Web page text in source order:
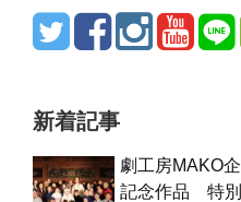
新着記事
劇工房MAKO
記念作品 特